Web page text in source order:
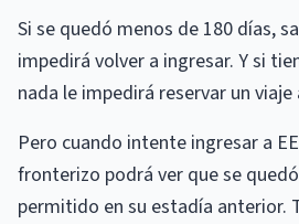
Si se quedó menos de 180 días,
impedirá volver a ingresar. Y si
nada le impedirá reservar un
Pero cuando intente ingresar a
fronterizo podrá ver que se
permitido en su estadía anterior.